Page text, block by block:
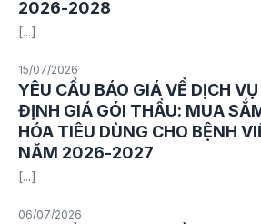
2026-2028
[...]
YÊU CẦU BÁO GIÁ VỀ DỊCH
ĐỊNH GIÁ GÓI THẦU: MUA
HÓA TIÊU DÙNG CHO BỆNH
NĂM 2026-2027
15/07/2026
[...]
06/07/2026